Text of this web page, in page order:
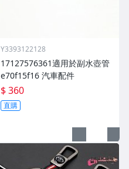
Y3393122128
17127576361適用於副水壺管
e70f15f16 汽車配件
$ 360
直購